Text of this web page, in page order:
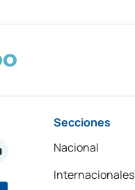
Secciones
Nacional
Internacionales